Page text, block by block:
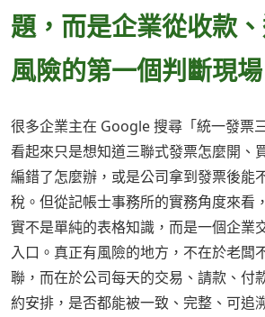
題，而是企業從收款
風險的第一個判斷現場
很多企業主在 Google 搜尋「統一發票
看起來只是想知道三聯式發票怎麼開、
編錯了怎麼辦，或是公司拿到發票後能
稅。但從記帳士事務所的實務角度來看
實不是單純的表格知識，而是一個企業
入口。真正有風險的地方，不在於老闆
聯，而在於公司每天的交易、請款、付
約安排，是否都能被一致、完整、可追